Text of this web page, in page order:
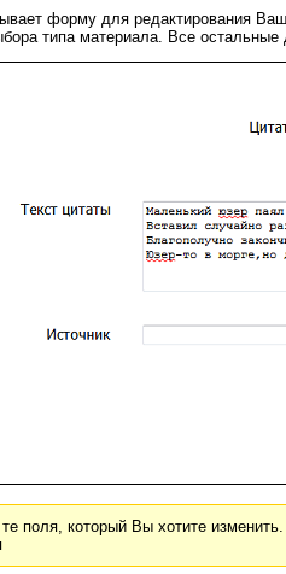
форму для редактирования
типа материала. Все остальные
поля, который Вы хотите